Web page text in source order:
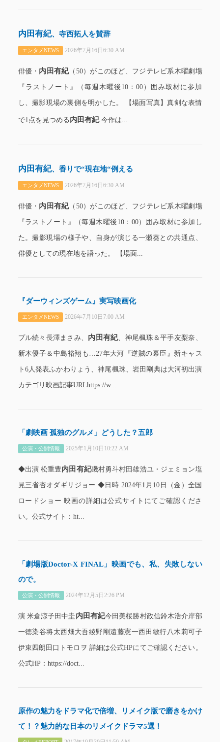
内田有紀、寺西拓人を賛辞
エンタメNEWS 2026年7月16日6:30 AM
俳優・ 内田有紀（50）がこのほど、フジテレビ系木曜劇場
『ラストノート』（毎週木曜後10：00）囲み取材に参加
し、撮影現場の裏側を明かした。 【場面写真】真剣な表情
で1点を見つめる 内田有紀今作は...
内田有紀、香りで“現在地“例える
エンタメNEWS 2026年7月16日6:30 AM
俳優・ 内田有紀（50）がこのほど、フジテレビ系木曜劇場
『ラストノート』（毎週木曜後10：00）囲み取材に参加し
た。撮影現場の様子や、自身が演じる一瀬葵との共通点、
俳優としての現在地を語った。 【場面...
『ダーウィンズゲーム』実写映画化
エンタメNEWS 2026年7月10日7:00 AM
プル続々長澤まさみ、 内田有紀、神尾楓珠＆平手友梨奈、
新木優子＆中島裕翔も…27年大河『逆賊の幕臣』新キャス
ト6人発表ふかわりょう、神尾楓珠、岩田剛典は大河初出演
カテゴリ映画記事URLhttps://w...
「劇映画 孤独のグルメ」どうした？五郎
公演・公開情報 2025年1月10日10:22 AM
◆出演 松重豊内田有紀磯村勇斗村田雄浩ユ・ジェミョン塩
見三省杏オダギリジョー ◆日時 2024年1月10日（金）全国
ロードショー 映画の詳細は公式サイトにてご確認くださ
い。公式サイト：ht...
「劇場版Doctor-X FINAL」映画でも、私、失敗しない
ので。
公演・公開情報 2024年12月5日2:26 PM
演 米倉涼子田中圭 内田有紀今田美桜勝村政信鈴木浩介岸部
一徳染谷将太西畑大吾綾野剛遠藤憲一西田敏行八木莉可子
伊東四朗田口トモロヲ 詳細は公式HPにてご確認ください。
公式HP：https://doct...
原作の魅力をドラマ化で倍増、リメイク版で磨きをかけ
て！？魅力的な日本のリメイクドラマ5選！